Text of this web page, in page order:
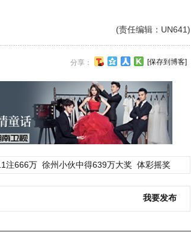
(责任编辑：UN641)
分享： [保存到博客]
注666万 徐州小伙中得639万大奖 体彩摇奖
我要发布